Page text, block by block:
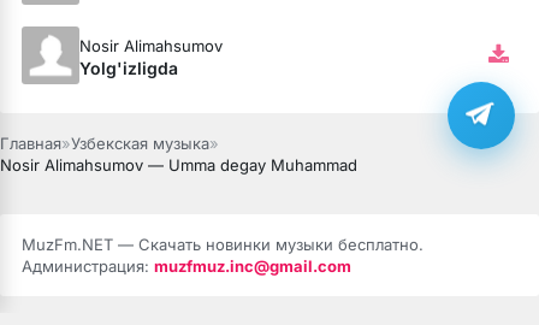
Nosir Alimahsumov
Yolg'izligda
Главная»Узбекская музыка»
Nosir Alimahsumov — Umma degay Muhammad
MuzFm.NET — Скачать новинки музыки бесплатно.
Администрация: muzfmuz.inc@gmail.com